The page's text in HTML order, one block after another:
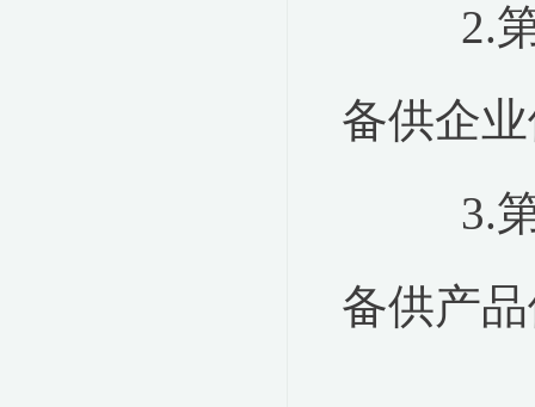
2.
备供企
3.
备供产